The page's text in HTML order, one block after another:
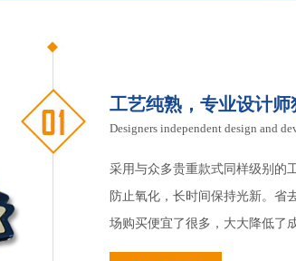
工艺纯熟，专业设计
Designers independent design and
采用与众多贵重款式同样级别的
防止氧化，长时间保持光新。省
场购买便宜了很多，大大降低了